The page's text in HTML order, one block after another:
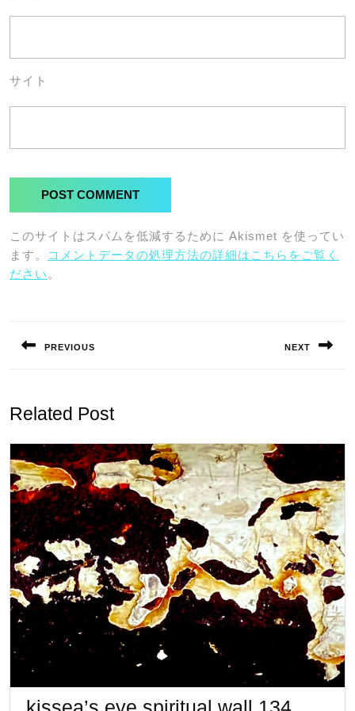
サイト
このサイトはスパムを低減するために Akismet を使ってい
ます。
コメントデータの処理方法の詳細はこちらをご覧く
ださい 。
ナ
ゲ
ー
シ
ョ
ン
PREVIOUS NEXT
Related Post